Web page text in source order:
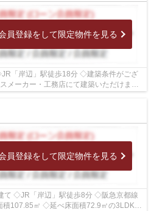
員登録をして限定物件を見る
「岸辺」駅徒歩18分 ◇建築条件がござ
メーカー・工務店にて建築いただけます
60％、容積率160％ ◇...
員登録をして限定物件を見る
◇JR「岸辺」駅徒歩8分 ◇阪急京都線
積107.85㎡ ◇延べ床面積72.9㎡の3LDK